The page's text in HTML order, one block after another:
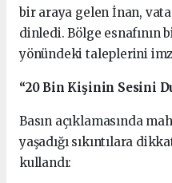
bir araya gelen İnan,
dinledi. Bölge esnafının
yönündeki taleplerini
“20 Bin Kişinin Sesini
Basın açıklamasında
yaşadığı sıkıntılara
kullandı: